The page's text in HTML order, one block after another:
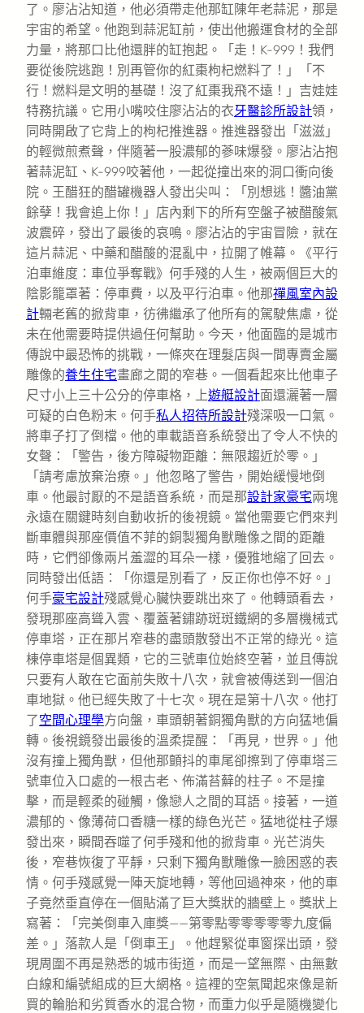
了。廖沾沾知道，他必須帶走他那缸陳年老蒜泥，那是
宇宙的希望。他跑到蒜泥缸前，使出他搬運食材的全部
力量，將那口比他還胖的缸抱起。「走！K-999！我們
要從後院逃跑！別再管你的紅棗枸杞燃料了！」「不
行！燃料是文明的基礎！沒了紅棗我飛不遠！」吉娃娃
特務抗議。它用小嘴咬住廖沾沾的衣牙醫診所設計領，
同時開啟了它背上的枸杞推進器。推進器發出「滋滋」
的輕微煎煮聲，伴隨著一股濃郁的蔘味爆發。廖沾沾抱
著蒜泥缸、K-999咬著他，一起從撞出來的洞口衝向後
院。王醋狂的醋罐機器人發出尖叫：「別想逃！醬油黨
餘孽！我會追上你！」店內剩下的所有空盤子被醋酸氣
波震碎，發出了最後的哀鳴。廖沾沾的宇宙冒險，就在
這片蒜泥、中藥和醋酸的混亂中，拉開了帷幕。《平行
泊車維度：車位爭奪戰》何手殘的人生，被兩個巨大的
陰影籠罩著：停車費，以及平行泊車。他那禪風室內設
計輛老舊的掀背車，彷彿繼承了他所有的駕駛焦慮，從
未在他需要時提供過任何幫助。今天，他面臨的是城市
傳說中最恐怖的挑戰，一條夾在理髮店與一間專賣金屬
雕像的養生住宅畫廊之間的窄巷。一個看起來比他車子
尺寸小上三十公分的停車格，上遊艇設計面還灑著一層
可疑的白色粉末。何手私人招待所設計殘深吸一口氣。
將車子打了倒檔。他的車載語音系統發出了令人不快的
女聲：「警告，後方障礙物距離：無限趨近於零。」
「請考慮放棄治療。」他忽略了警告，開始緩慢地倒
車。他最討厭的不是語音系統，而是那設計家豪宅兩塊
永遠在關鍵時刻自動收折的後視鏡。當他需要它們來判
斷車體與那座價值不菲的銅製獨角獸雕像之間的距離
時，它們卻像兩片羞澀的耳朵一樣，優雅地縮了回去。
同時發出低語：「你還是別看了，反正你也停不好。」
何手豪宅設計殘感覺心臟快要跳出來了。他轉頭看去，
發現那座高聳入雲、覆蓋著鏽跡斑斑鐵網的多層機械式
停車塔，正在那片窄巷的盡頭散發出不正常的綠光。這
棟停車塔是個異類，它的三號車位始終空著，並且傳說
只要有人敢在它面前失敗十八次，就會被傳送到一個泊
車地獄。他已經失敗了十七次。現在是第十八次。他打
了空間心理學方向盤，車頭朝著銅獨角獸的方向猛地偏
轉。後視鏡發出最後的溫柔提醒：「再見，世界。」他
沒有撞上獨角獸，但他那顫抖的車尾卻擦到了停車塔三
號車位入口處的一根古老、佈滿苔蘚的柱子。不是撞
擊，而是輕柔的碰觸，像戀人之間的耳語。接著，一道
濃郁的、像薄荷口香糖一樣的綠色光芒。猛地從柱子爆
發出來，瞬間吞噬了何手殘和他的掀背車。光芒消失
後，窄巷恢復了平靜，只剩下獨角獸雕像一臉困惑的表
情。何手殘感覺一陣天旋地轉，等他回過神來，他的車
子竟然垂直停在一個貼滿了巨大獎狀的牆壁上。獎狀上
寫著：「完美倒車入庫獎——第零點零零零零零九度偏
差。」落款人是「倒車王」。他趕緊從車窗探出頭，發
現周圍不再是熟悉的城市街道，而是一望無際、由無數
白線和編號組成的巨大網格。這裡的空氣聞起來像是新
買的輪胎和劣質香水的混合物，而重力似乎是隨機變化